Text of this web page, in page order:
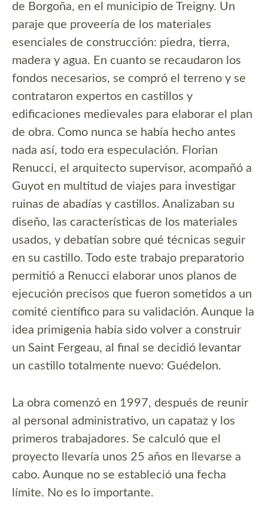
de Borgoña, en el municipio de Treigny. Un
paraje que proveería de los materiales
esenciales de construcción: piedra, tierra,
madera y agua. En cuanto se recaudaron los
fondos necesarios, se compró el terreno y se
contrataron expertos en castillos y
edificaciones medievales para elaborar el plan
de obra. Como nunca se había hecho antes
nada así, todo era especulación. Florian
Renucci, el arquitecto supervisor, acompañó a
Guyot en multitud de viajes para investigar
ruinas de abadías y castillos. Analizaban su
diseño, las características de los materiales
usados, y debatían sobre qué técnicas seguir
en su castillo. Todo este trabajo preparatorio
permitió a Renucci elaborar unos planos de
ejecución precisos que fueron sometidos a un
comité científico para su validación. Aunque la
idea primigenia había sido volver a construir
un Saint Fergeau, al final se decidió levantar
un castillo totalmente nuevo: Guédelon.
La obra comenzó en 1997, después de reunir
al personal administrativo, un capataz y los
primeros trabajadores. Se calculó que el
proyecto llevaría unos 25 años en llevarse a
cabo. Aunque no se estableció una fecha
límite. No es lo importante.